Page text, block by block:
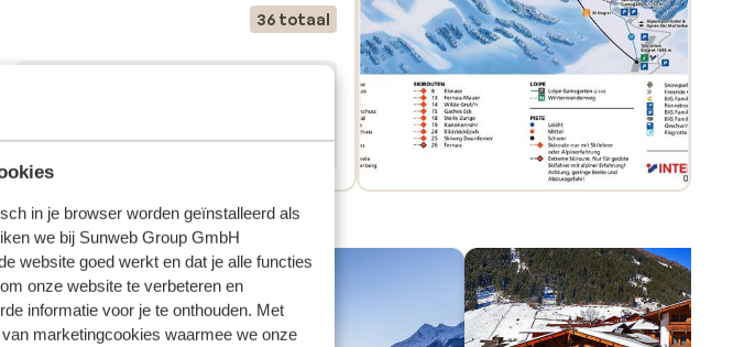
in je browser worden geïnstalleerd als
we bij Sunweb Group GmbH
website goed werkt en dat je alle functies
onze website te verbeteren en
informatie voor je te onthouden. Met
marketingcookies waarmee we onze
36 totaal
Sleepliften